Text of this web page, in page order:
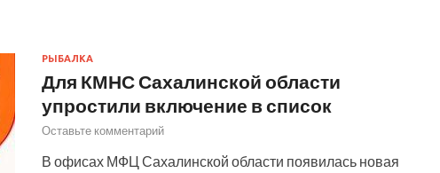
РЫБАЛКА
Для КМНС Сахалинской области
упростили включение в список
Оставьте комментарий
В офисах МФЦ Сахалинской области появилась новая